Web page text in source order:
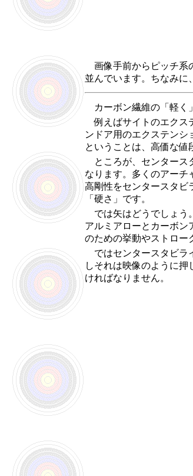
画像手前からピッチ系
並んでいます。ちなみに
カーボン繊維の「軽く
例えばサイトのエクス
ンドア用のエクステンシ
ということは、高価な値
ところが、センタース
なります。多くのアーチ
高剛性をセンタースタビ
「硬さ」です。
では矢はどうでしょう
アルミアローとカーボン
のための挙動やストロー
ではセンタースタビラ
しそれは映像のように
ければなりません。